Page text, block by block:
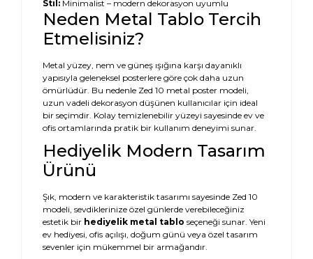
Stil: Minimalist – modern dekorasyon uyumlu
Neden Metal Tablo Tercih
Etmelisiniz?
Metal yüzey, nem ve güneş ışığına karşı dayanıklı
yapısıyla geleneksel posterlere göre çok daha uzun
ömürlüdür. Bu nedenle Zed 10 metal poster modeli,
uzun vadeli dekorasyon düşünen kullanıcılar için ideal
bir seçimdir. Kolay temizlenebilir yüzeyi sayesinde ev ve
ofis ortamlarında pratik bir kullanım deneyimi sunar.
Hediyelik Modern Tasarım
Ürünü
Şık, modern ve karakteristik tasarımı sayesinde Zed 10
modeli, sevdiklerinize özel günlerde verebileceğiniz
estetik bir hediyelik metal tablo seçeneği sunar. Yeni
ev hediyesi, ofis açılışı, doğum günü veya özel tasarım
sevenler için mükemmel bir armağandır.